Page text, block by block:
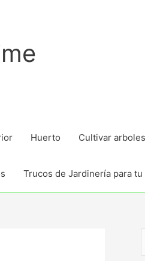
Huerto Cultivar
Trucos de Jardinería para tu
u